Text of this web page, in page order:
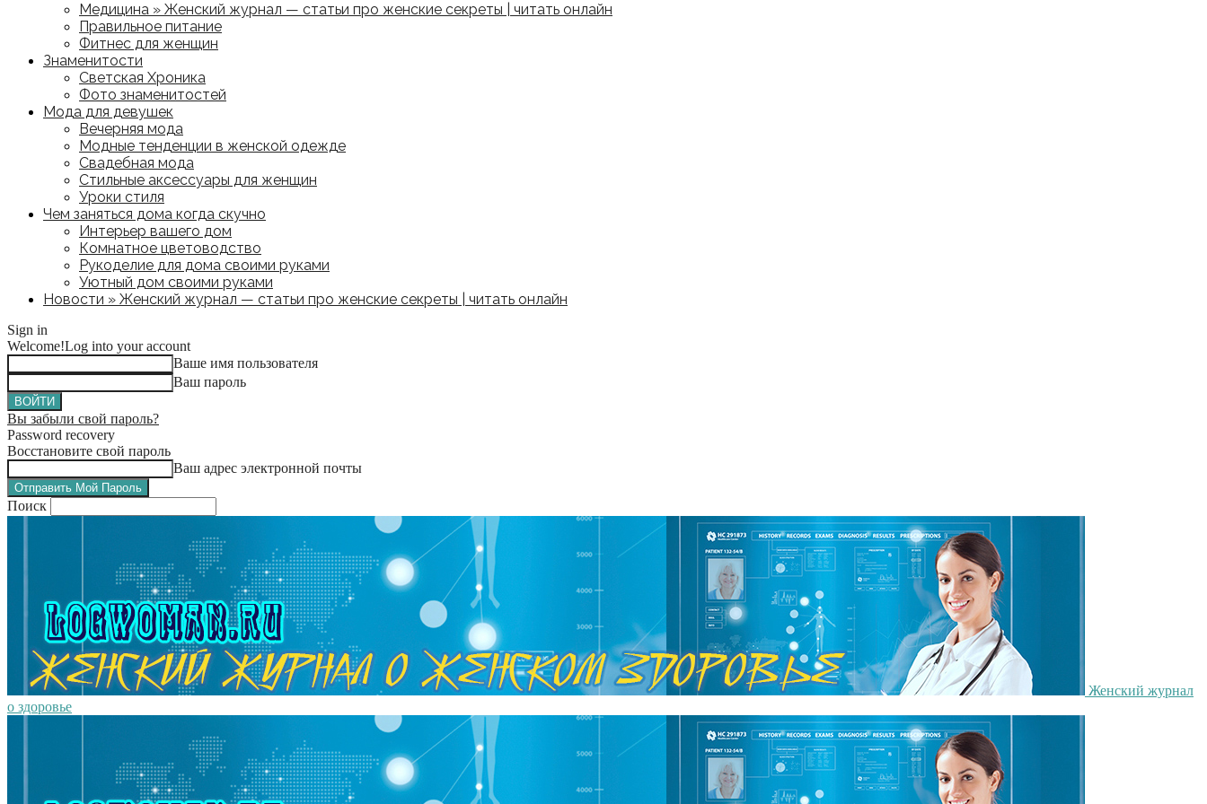
Медицина » Женский журнал — статьи про женские секреты | читать онлайн
Правильное питание
Фитнес для женщин
Знаменитости
Светская Хроника
Фото знаменитостей
Мода для девушек
Вечерняя мода
Модные тенденции в женской одежде
Свадебная мода
Стильные аксессуары для женщин
Уроки стиля
Чем заняться дома когда скучно
Интерьер вашего дом
Комнатное цветоводство
Рукоделие для дома своими руками
Уютный дом своими руками
Новости » Женский журнал — статьи про женские секреты | читать онлайн
Sign in
Welcome!Log into your account
Ваше имя пользователя
Ваш пароль
Вы забыли свой пароль?
Password recovery
Восстановите свой пароль
Ваш адрес электронной почты
Поиск
Женский журнал
о здоровье